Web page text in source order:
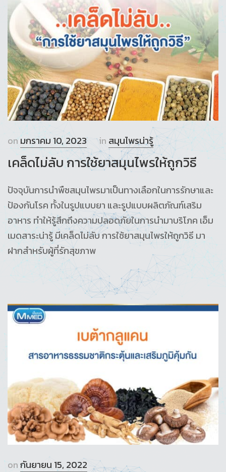
on มกราคม 10, 2023 in สมุนไพรน่ารู้
เคล็ดไม่ลับ การใช้ยาสมุนไพรให้ถูกวิธี
ปัจจุบันการนำพืชสมุนไพรมาเป็นทางเลือกในการรักษาและ
ป้องกันโรค ทั้งในรูปแบบยา และรูปแบบผลิตภัณฑ์เสริม
อาหาร ทำให้รู้สึกถึงความปลอดภัยในการนำมาบริโภค เอ็ม
เมดสาระน่ารู้ มีเคล็ดไม่ลับ การใช้ยาสมุนไพรให้ถูกวิธี มา
ฝากสำหรับผู้ที่รักสุขภาพ
onกันยายน 15, 2022